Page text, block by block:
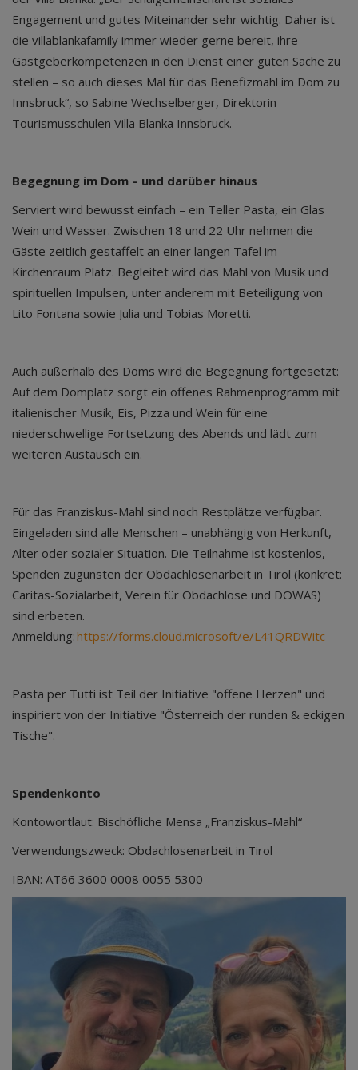
Engagement und gutes Miteinander sehr wichtig. Daher ist
die villablankafamily immer wieder gerne bereit, ihre
Gastgeberkompetenzen in den Dienst einer guten Sache zu
stellen – so auch dieses Mal für das Benefizmahl im Dom zu
Innsbruck“, so Sabine Wechselberger, Direktorin
Tourismusschulen Villa Blanka Innsbruck.
Begegnung im Dom – und darüber hinaus
Serviert wird bewusst einfach – ein Teller Pasta, ein Glas
Wein und Wasser. Zwischen 18 und 22 Uhr nehmen die
Gäste zeitlich gestaffelt an einer langen Tafel im
Kirchenraum Platz. Begleitet wird das Mahl von Musik und
spirituellen Impulsen, unter anderem mit Beteiligung von
Lito Fontana sowie Julia und Tobias Moretti.
Auch außerhalb des Doms wird die Begegnung fortgesetzt:
Auf dem Domplatz sorgt ein offenes Rahmenprogramm mit
italienischer Musik, Eis, Pizza und Wein für eine
niederschwellige Fortsetzung des Abends und lädt zum
weiteren Austausch ein.
Für das Franziskus-Mahl sind noch Restplätze verfügbar.
Eingeladen sind alle Menschen – unabhängig von Herkunft,
Alter oder sozialer Situation. Die Teilnahme ist kostenlos,
Spenden zugunsten der Obdachlosenarbeit in Tirol (konkret:
Caritas-Sozialarbeit, Verein für Obdachlose und DOWAS)
sind erbeten.
Anmeldung:https://forms.cloud.microsoft/e/L41QRDWitc
Pasta per Tutti ist Teil der Initiative "offene Herzen" und
inspiriert von der Initiative "Österreich der runden & eckigen
Tische".
Spendenkonto
Kontowortlaut: Bischöfliche Mensa „Franziskus-Mahl“
Verwendungszweck: Obdachlosenarbeit in Tirol
IBAN: AT66 3600 0008 0055 5300